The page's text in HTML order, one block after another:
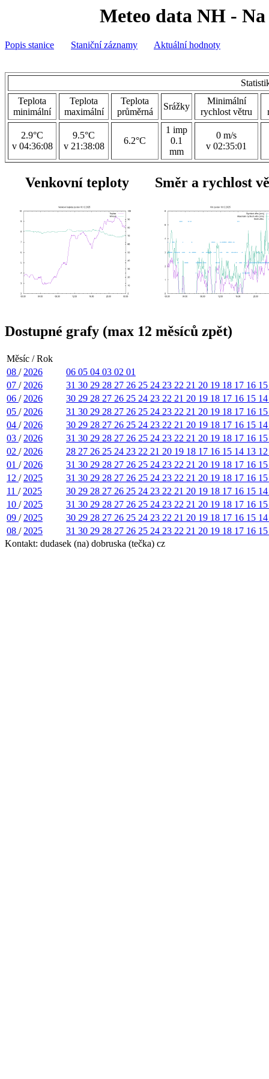
Meteo data NH - Na
Popis stanice Staniční záznamy Aktuální hodnoty
Teplota
minimální
Teplota
maximální
Teplota
průměrná
Srážky
Minimální
rychlost větru
2.9°C
v 04:36:08
9.5°C
v 21:38:08
6.2°C
1 imp
0.1
mm
0 m/s
v 02:35:01
Venkovní teploty Směr a rychlost
Dostupné grafy (max 12 měsíců zpět)
Měsíc / Rok
08 / 2026 06 05 04 03 02 01
07 / 2026 31 30 29 28 27 26 25 24 23 22 21 20 19 18 17 16
06 / 2026 30 29 28 27 26 25 24 23 22 21 20 19 18 17 16 15
05 / 2026 31 30 29 28 27 26 25 24 23 22 21 20 19 18 17 16
04 / 2026 30 29 28 27 26 25 24 23 22 21 20 19 18 17 16 15
03 / 2026 31 30 29 28 27 26 25 24 23 22 21 20 19 18 17 16
02 / 2026 28 27 26 25 24 23 22 21 20 19 18 17 16 15 14 13
01 / 2026 31 30 29 28 27 26 25 24 23 22 21 20 19 18 17 16
12 / 2025 31 30 29 28 27 26 25 24 23 22 21 20 19 18 17 16
11 / 2025 30 29 28 27 26 25 24 23 22 21 20 19 18 17 16 15
10 / 2025 31 30 29 28 27 26 25 24 23 22 21 20 19 18 17 16
09 / 2025 30 29 28 27 26 25 24 23 22 21 20 19 18 17 16 15
08 / 2025 31 30 29 28 27 26 25 24 23 22 21 20 19 18 17 16
Kontakt: dudasek (na) dobruska (tečka) cz